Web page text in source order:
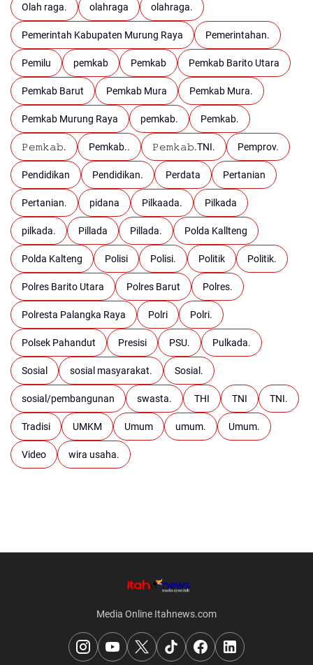
Olah raga. olahraga olahraga.
Pemerintah Kabupaten Murung Raya Pemerintahan.
Pemilu pemkab Pemkab Pemkab Barito Utara
Pemkab Barut Pemkab Mura Pemkab Mura.
Pemkab Murung Raya pemkab. Pemkab.
𝙿𝚎𝚖𝚔𝚊𝚋. Pemkab.. 𝙿𝚎𝚖𝚔𝚊𝚋.TNI. Pemprov.
Pendidikan Pendidikan. Perdata Pertanian
Pertanian. pidana Pilkaada. Pilkada
pilkada. Pillada Pillada. Polda Kallteng
Polda Kalteng Polisi Polisi. Politik Politik.
Polres Barito Utara Polres Barut Polres.
Polresta Palangka Raya Polri Polri.
Polsek Pahandut Presisi PSU. Pulkada.
Sosial sosial masyarakat. Sosial.
sosial/pembangunan swasta. THI TNI TNI.
Tradisi UMKM Umum umum. Umum.
Video wira usaha.
Media Online Itahnews.com